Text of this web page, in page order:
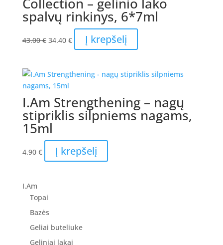
spalvų rinkinys, 6*7ml
43.00€ Original
43.00 €.
34.40 €Current
price
34.40 €.
Į krepšelį
I.Am Strengthening – nagų
stipriklis silpniems nagams,
15ml
4.90 € Į krepšelį
I.Am
Topai
Bazės
Geliai buteliuke
Geliniai lakai